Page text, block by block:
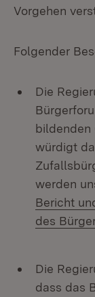
Vorgehen
Folgender
Die
bildenden
würdigt
werden
Bericht
des
Die
dass das